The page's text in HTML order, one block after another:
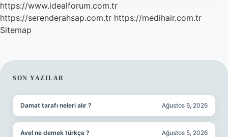
https://www.idealforum.com.tr
https://serenderahsap.com.tr https://medihair.com.tr
Sitemap
SIDEBAR
SON YAZILAR
Damat tarafı neleri alır ? Ağustos 6, 2026
Avel ne demek türkçe ? Ağustos 5, 2026